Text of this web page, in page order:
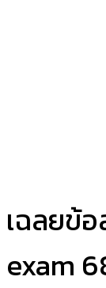
เฉลยข้
exam